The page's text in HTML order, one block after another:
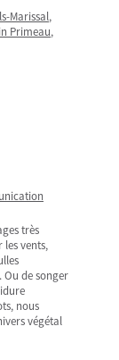
Marissal,
Primeau,
très
vents,
de songer
nous
végétal